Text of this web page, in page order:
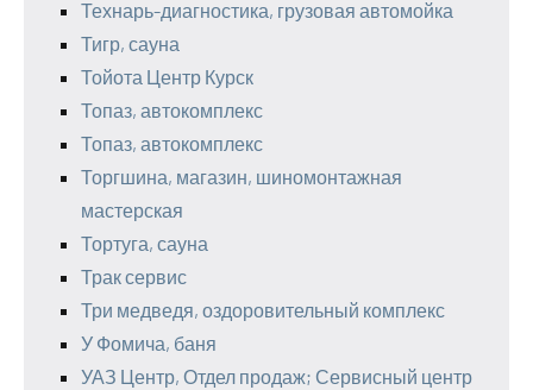
Технарь-диагностика, грузовая автомойка
Тигр, сауна
Тойота Центр Курск
Топаз, автокомплекс
Топаз, автокомплекс
Торгшина, магазин, шиномонтажная
мастерская
Тортуга, сауна
Трак сервис
Три медведя, оздоровительный комплекс
У Фомича, баня
УАЗ Центр, Отдел продаж; Сервисный центр